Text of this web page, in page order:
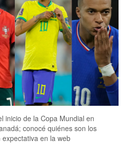
inicio de la Copa Mundial en
conocé quiénes son los
en la web